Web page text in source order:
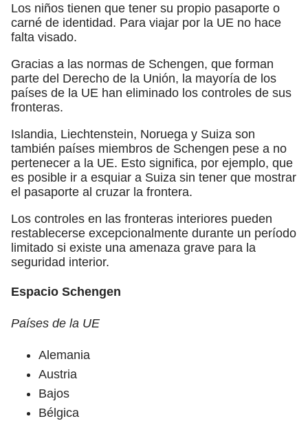
Los niños tienen que tener su propio pasaporte o
carné de identidad. Para viajar por la UE no hace
falta visado.
Gracias a las normas de Schengen, que forman
parte del Derecho de la Unión, la mayoría de los
países de la UE han eliminado los controles de sus
fronteras.
Islandia, Liechtenstein, Noruega y Suiza son
también países miembros de Schengen pese a no
pertenecer a la UE. Esto significa, por ejemplo, que
es posible ir a esquiar a Suiza sin tener que mostrar
el pasaporte al cruzar la frontera.
Los controles en las fronteras interiores pueden
restablecerse excepcionalmente durante un período
limitado si existe una amenaza grave para la
seguridad interior.
Espacio Schengen
Países de la UE
Alemania
Austria
Bajos
Bélgica